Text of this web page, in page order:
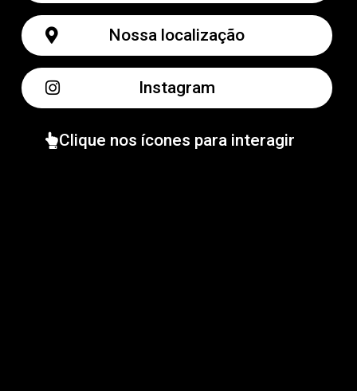
Nossa localização
Instagram
Clique nos ícones para interagir